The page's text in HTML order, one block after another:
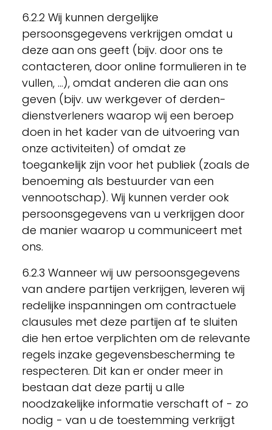
6.2.2 Wij kunnen dergelijke
persoonsgegevens verkrijgen omdat u
deze aan ons geeft (bijv. door ons te
contacteren, door online formulieren in te
vullen, ...), omdat anderen die aan ons
geven (bijv. uw werkgever of derden-
dienstverleners waarop wij een beroep
doen in het kader van de uitvoering van
onze activiteiten) of omdat ze
toegankelijk zijn voor het publiek (zoals de
benoeming als bestuurder van een
vennootschap). Wij kunnen verder ook
persoonsgegevens van u verkrijgen door
de manier waarop u communiceert met
ons.
6.2.3 Wanneer wij uw persoonsgegevens
van andere partijen verkrijgen, leveren wij
redelijke inspanningen om contractuele
clausules met deze partijen af te sluiten
die hen ertoe verplichten om de relevante
regels inzake gegevensbescherming te
respecteren. Dit kan er onder meer in
bestaan dat deze partij u alle
noodzakelijke informatie verschaft of - zo
nodig - van u de toestemming verkrijgt